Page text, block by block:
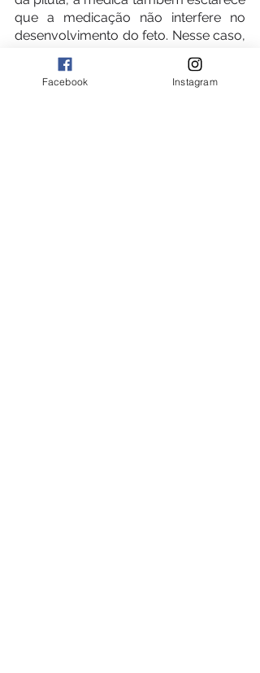
que a medicação não interfere no
desenvolvimento do feto. Nesse caso,
o hormônio da pílula atua na
manutenção da gravidez ao invés de
interrompê-la ou de causar danos ao
Facebook Instagram